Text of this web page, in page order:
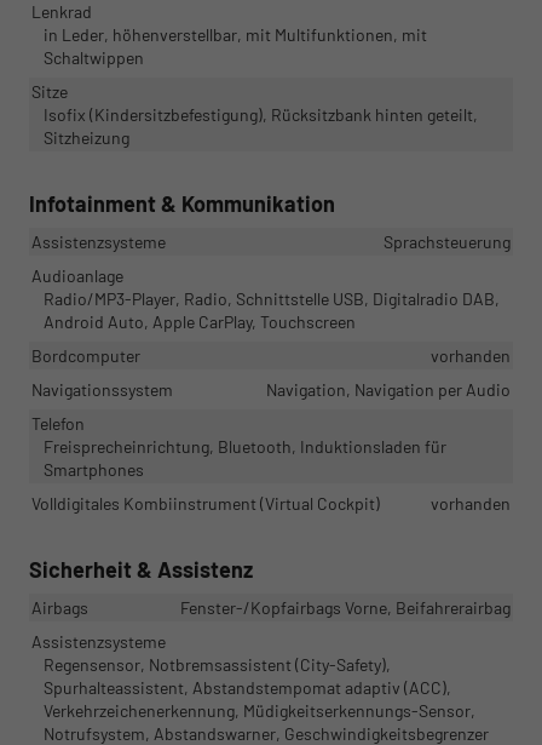
Lenkrad
in Leder, höhenverstellbar, mit Multifunktionen, mit
Schaltwippen
Sitze
Isofix (Kindersitzbefestigung), Rücksitzbank hinten geteilt,
Sitzheizung
Infotainment & Kommunikation
Assistenzsysteme
Sprachsteuerung
Audioanlage
Radio/MP3-Player, Radio, Schnittstelle USB, Digitalradio DAB,
Android Auto, Apple CarPlay, Touchscreen
Bordcomputer
vorhanden
Navigationssystem
Navigation, Navigation per Audio
Telefon
Freisprecheinrichtung, Bluetooth, Induktionsladen für
Smartphones
Volldigitales Kombiinstrument (Virtual Cockpit)
vorhanden
Sicherheit & Assistenz
Airbags
Fenster-/Kopfairbags Vorne, Beifahrerairbag
Assistenzsysteme
Regensensor, Notbremsassistent (City-Safety),
Spurhalteassistent, Abstandstempomat adaptiv (ACC),
Verkehrzeichenerkennung, Müdigkeitserkennungs-Sensor,
Notrufsystem, Abstandswarner, Geschwindigkeitsbegrenzer